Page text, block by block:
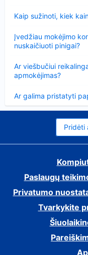
Kaip sužinoti, kiek
Įvedžiau mokėjimo
nuskaičiuoti pinigai?
Ar viešbučiui
apmokėjimas?
Ar galima pristatyti
Pridėti
Paslaugų
Privatumo
Tvarkykite